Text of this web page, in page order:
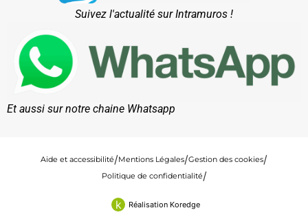
Suivez l'actualité sur Intramuros !
Et aussi sur notre chaine Whatsapp
Aide et accessibilité Mentions Légales Gestion des cookies
Politique de confidentialité
k Réalisation Koredge